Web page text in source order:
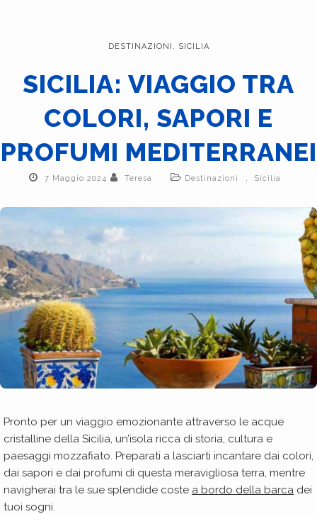
DESTINAZIONI , SICILIA
SICILIA: VIAGGIO TRA
COLORI, SAPORI E
PROFUMI MEDITERRANEI
7 Maggio 2024 Teresa Destinazioni Sicilia
Pronto per un viaggio emozionante attraverso le acque
cristalline della Sicilia, un’isola ricca di storia, cultura e
paesaggi mozzafiato. Preparati a lasciarti incantare dai colori,
dai sapori e dai profumi di questa meravigliosa terra, mentre
navigherai tra le sue splendide coste a bordo della barca dei
tuoi sogni.